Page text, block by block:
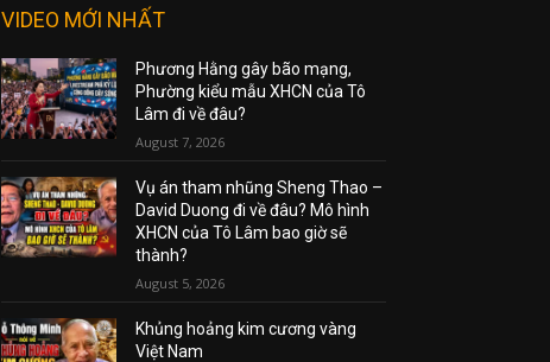
VIDEO MỚI NHẤT
Phương Hằng gây bão mạng,
Phường kiểu mẫu XHCN của Tô
Lâm đi về đâu?
August 7, 2026
Vụ án tham nhũng Sheng Thao –
David Duong đi về đâu? Mô hình
XHCN của Tô Lâm bao giờ sẽ
thành?
August 5, 2026
Khủng hoảng kim cương vàng
Việt Nam